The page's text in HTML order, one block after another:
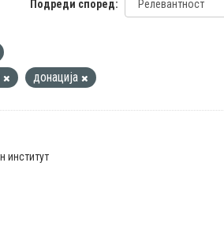
Подреди според
донација
институт